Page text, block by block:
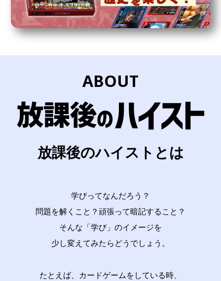
ABOUT
放課後のハイストとは
学びってなんだろう？
問題を解くこと？頑張って暗記すること？
そんな「学び」のイメージを
少し変えてみたらどうでしょう。
たとえば、カードゲームをしている時、